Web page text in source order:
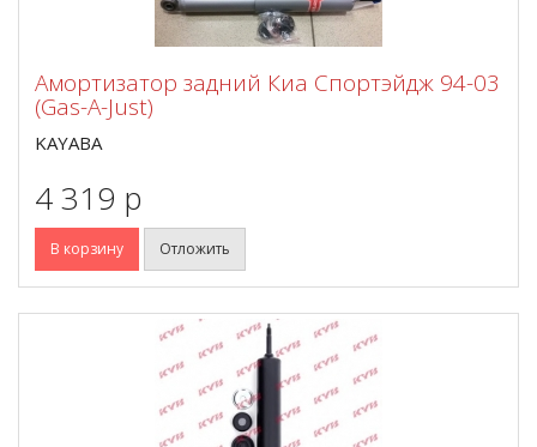
Амортизатор задний Киа Спортэйдж 94-03
(Gas-A-Just)
KAYABA
4 319 p
В корзину Отложить